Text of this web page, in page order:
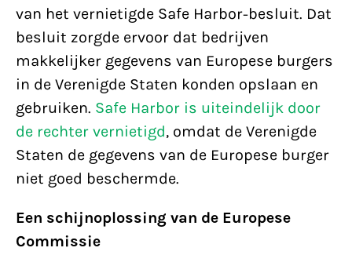
van het vernietigde Safe Harbor-besluit. Dat
besluit zorgde ervoor dat bedrijven
makkelijker gegevens van Europese burgers
in de Verenigde Staten konden opslaan en
gebruiken. Safe Harbor is uiteindelijk door
de rechter vernietigd, omdat de Verenigde
Staten de gegevens van de Europese burger
niet goed beschermde.
Een schijnoplossing van de Europese
Commissie